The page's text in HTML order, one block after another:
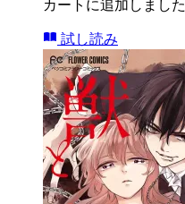
カートに追加しました
試し読み